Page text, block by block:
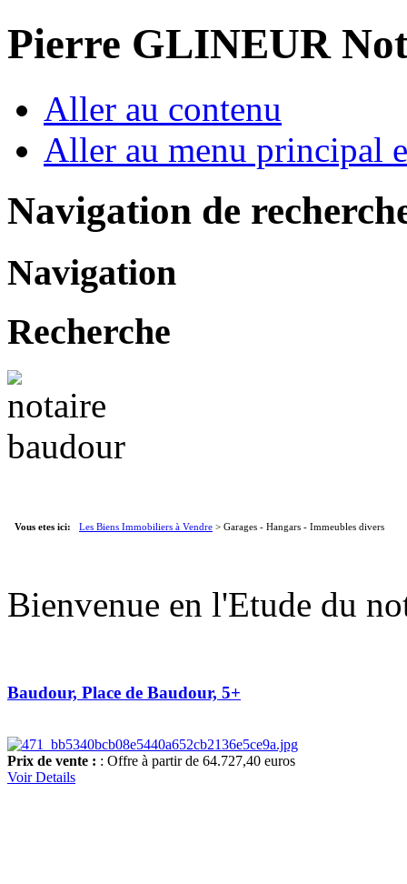
Pierre GLINEUR
Aller au contenu
Aller au menu principal
Navigation de
Navigation
Recherche
Vous etes ici: Les Biens Immobiliers à Vendre > Garages - Hangars - Immeubles divers
Bienvenue en l'Etude du
Baudour, Place de Baudour, 5+
Prix de vente : : Offre à partir de 64.727,40 euros
Voir Details